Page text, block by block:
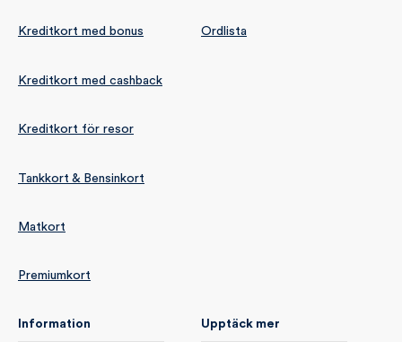
Kreditkort med bonus
Kreditkort med cashback
Kreditkort för resor
Tankkort & Bensinkort
Matkort
Premiumkort
Ordlista
Information Upptäck mer